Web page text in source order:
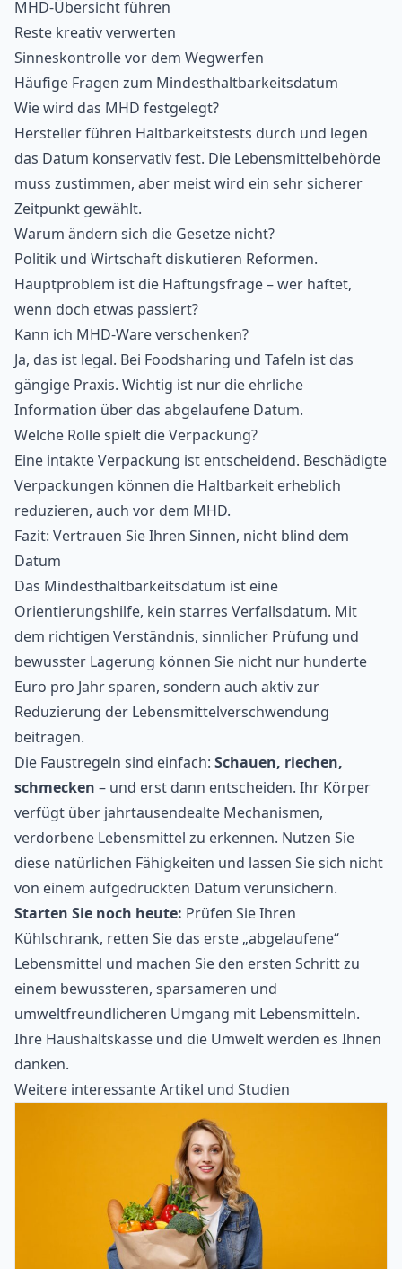
MHD-Übersicht führen
Reste kreativ verwerten
Sinneskontrolle vor dem Wegwerfen
Häufige Fragen zum Mindesthaltbarkeitsdatum
Wie wird das MHD festgelegt?
Hersteller führen Haltbarkeitstests durch und legen
das Datum konservativ fest. Die Lebensmittelbehörde
muss zustimmen, aber meist wird ein sehr sicherer
Zeitpunkt gewählt.
Warum ändern sich die Gesetze nicht?
Politik und Wirtschaft diskutieren Reformen.
Hauptproblem ist die Haftungsfrage – wer haftet,
wenn doch etwas passiert?
Kann ich MHD-Ware verschenken?
Ja, das ist legal. Bei Foodsharing und Tafeln ist das
gängige Praxis. Wichtig ist nur die ehrliche
Information über das abgelaufene Datum.
Welche Rolle spielt die Verpackung?
Eine intakte Verpackung ist entscheidend. Beschädigte
Verpackungen können die Haltbarkeit erheblich
reduzieren, auch vor dem MHD.
Fazit: Vertrauen Sie Ihren Sinnen, nicht blind dem
Datum
Das Mindesthaltbarkeitsdatum ist eine
Orientierungshilfe, kein starres Verfallsdatum. Mit
dem richtigen Verständnis, sinnlicher Prüfung und
bewusster Lagerung können Sie nicht nur hunderte
Euro pro Jahr sparen, sondern auch aktiv zur
Reduzierung der Lebensmittelverschwendung
beitragen.
Die Faustregeln sind einfach: Schauen, riechen,
schmecken – und erst dann entscheiden. Ihr Körper
verfügt über jahrtausendealte Mechanismen,
verdorbene Lebensmittel zu erkennen. Nutzen Sie
diese natürlichen Fähigkeiten und lassen Sie sich nicht
von einem aufgedruckten Datum verunsichern.
Starten Sie noch heute: Prüfen Sie Ihren
Kühlschrank, retten Sie das erste „abgelaufene“
Lebensmittel und machen Sie den ersten Schritt zu
einem bewussteren, sparsameren und
umweltfreundlicheren Umgang mit Lebensmitteln.
Ihre Haushaltskasse und die Umwelt werden es Ihnen
danken.
Weitere interessante Artikel und Studien